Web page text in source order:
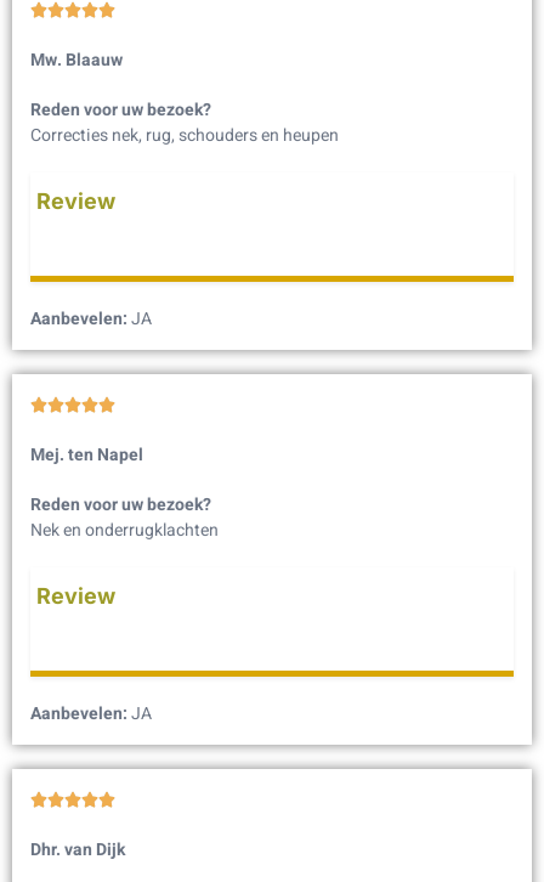

Mw. Blaauw
Reden voor uw bezoek?
Correcties nek, rug, schouders en heupen
Review
Aanbevelen:JA

Mej. ten Napel
Reden voor uw bezoek?
Nek en onderrugklachten
Review
Aanbevelen:JA

Dhr. van Dijk